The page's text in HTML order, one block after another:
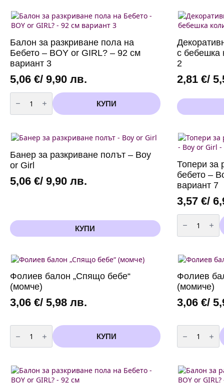
Girl"
-
18
-
10
броя
GIRL"
/10
броя
опаковка/
18
см
Балон за разкриване пола на
Бебето – BOY or GIRL? – 92 см
вариант 3
5,06 €/ 9,90 лв.
количество
за
Балон
за
на
Бебето
-
BOY
or
-
92
КУПИ
с бебешка
2
2,81€/
Банер за разкриване полът – Boy
or Girl
5,06 €/ 9,90 лв.
КУПИ
Топери за
бебето –
вариант 7
3,57€/
количество
за
Топери
за
на
бебето
-
Boy
or
Girl
-
12
7
Фолиев балон „Спящо бебе“
(момче)
3,06 €/ 5,98 лв.
количество
за
Фолиев
балон
(момче)
КУПИ
Фолиев
(момиче)
3,06€/
количество
за
Фолиев
балон
(момиче)